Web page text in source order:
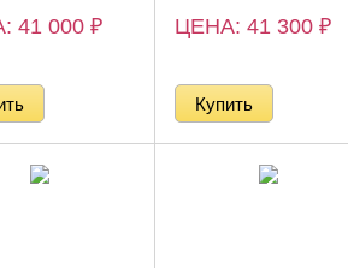
41 000₽ ЦЕНА: 41 300 ₽